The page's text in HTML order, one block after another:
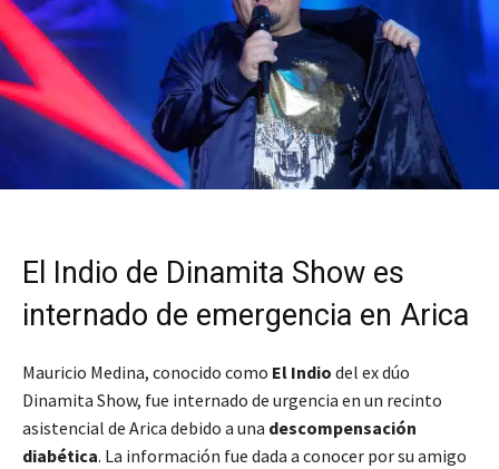
El Indio de Dinamita Show es
internado de emergencia en Arica
Mauricio Medina, conocido como El Indio del ex dúo
Dinamita Show, fue internado de urgencia en un recinto
asistencial de Arica debido a una descompensación
diabética. La información fue dada a conocer por su amigo